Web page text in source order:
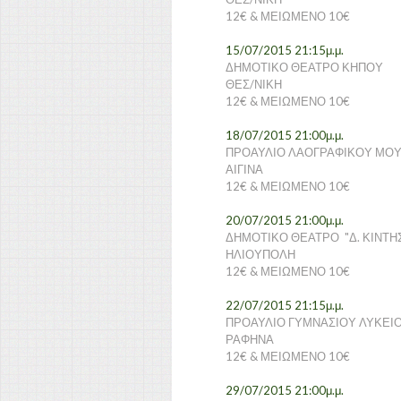
12€ & ΜΕΙΩΜΕΝΟ 10€
15/07/2015 21:15μ.μ.
ΔΗΜΟΤΙΚΟ ΘΕΑΤΡΟ ΚΗΠΟΥ
ΘΕΣ/ΝΙΚΗ
12€ & ΜΕΙΩΜΕΝΟ 10€
18/07/2015 21:00μ.μ.
ΠΡΟΑΥΛΙΟ ΛΑΟΓΡΑΦΙΚΟΥ
ΑΙΓΙΝΑ
12€ & ΜΕΙΩΜΕΝΟ 10€
20/07/2015 21:00μ.μ.
ΔΗΜΟΤΙΚΟ ΘΕΑΤΡΟ "Δ.
ΗΛΙΟΥΠΟΛΗ
12€ & ΜΕΙΩΜΕΝΟ 10€
22/07/2015 21:15μ.μ.
ΠΡΟΑΥΛΙΟ ΓΥΜΝΑΣΙΟΥ
ΡΑΦΗΝΑ
12€ & ΜΕΙΩΜΕΝΟ 10€
29/07/2015 21:00μ.μ.